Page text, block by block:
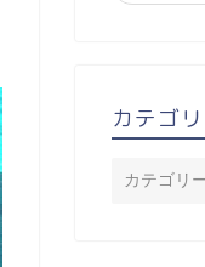
カテゴ